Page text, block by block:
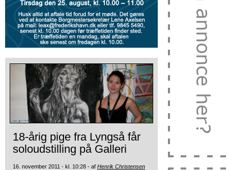
18-årig pige fra Lyngså får
soloudstilling på Galleri
16. november 2011 - kl. 10:28 - af Henrik Christensen